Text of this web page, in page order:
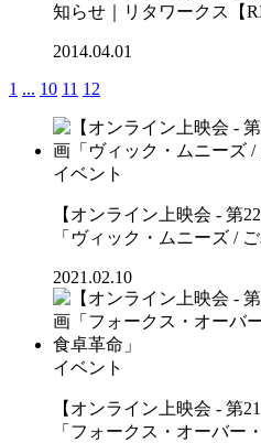
知らせ｜リタワークス【
2014.04.01
1 ... 10 11 12
イベント
【オンライン上映会 - 第
「ヴィック・ムニーズ /
2021.02.10
イベント
【オンライン上映会 - 第
「フォークス・オーバー